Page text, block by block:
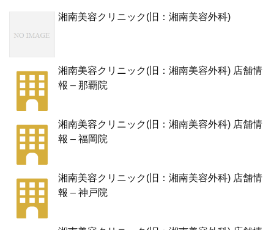
湘南美容クリニック(旧：湘南美容外科)
湘南美容クリニック(旧：湘南美容外科) 店舗情
報 – 那覇院
湘南美容クリニック(旧：湘南美容外科) 店舗情
報 – 福岡院
湘南美容クリニック(旧：湘南美容外科) 店舗情
報 – 神戸院